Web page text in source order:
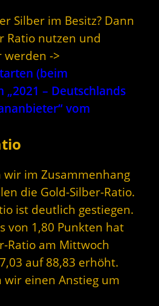
Silber im Besitz? Dann
Ratio nutzen und
werden ->
(beim
– Deutschlands
vom
im Zusammenhang
die Gold-Silber-Ratio.
ist deutlich gestiegen.
von 1,80 Punkten hat
Ratio am Mittwoch
auf 88,83 erhöht.
einen Anstieg um